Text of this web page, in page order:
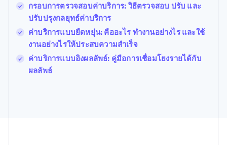
กรอบการตรวจสอบค่าบริการ: วิธีตรวจสอบ ปรับ และ
ปรับปรุงกลยุทธ์ค่าบริการ
ค่าบริการแบบยืดหยุ่น: คืออะไร ทำงานอย่างไร และใช้
งานอย่างไรให้ประสบความสำเร็จ
ค่าบริการแบบอิงผลลัพธ์: คู่มือการเชื่อมโยงรายได้กับ
ผลลัพธ์
ฝรั่งเศส
FrançaisEnglish
ฟินแลนด์
English Svenska
มอลตา
English
มาเลเซีย